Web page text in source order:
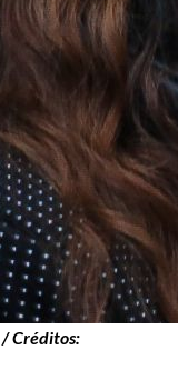
/ Créditos: